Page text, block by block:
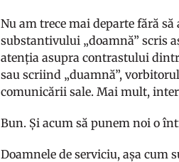
Nu am trece mai departe fără
substantivului „doamnă” scris
atenția asupra contrastului
sau scriind „duamnă”,
comunicării sale. Mai mult,
Bun. Și acum să punem noi o
Doamnele de serviciu, așa cum